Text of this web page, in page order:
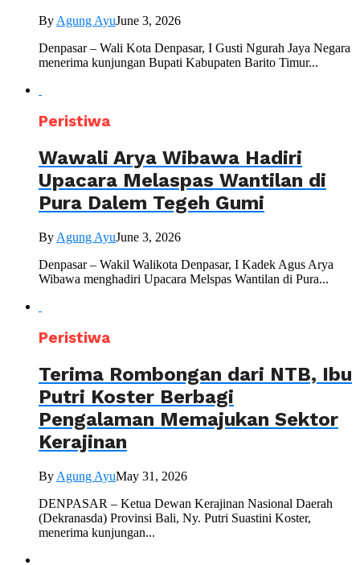
ByAgung AyuJune 3, 2026
Denpasar – Wali Kota Denpasar, I Gusti Ngurah Jaya Negara
menerima kunjungan Bupati Kabupaten Barito Timur...
Peristiwa
Wawali Arya Wibawa Hadiri
Upacara Melaspas Wantilan di
Pura Dalem Tegeh Gumi
By Agung AyuJune 3, 2026
Denpasar – Wakil Walikota Denpasar, I Kadek Agus Arya
Wibawa menghadiri Upacara Melspas Wantilan di Pura...
Peristiwa
Terima Rombongan dari NTB, Ibu
Putri Koster Berbagi
Pengalaman Memajukan Sektor
Kerajinan
By Agung AyuMay 31, 2026
DENPASAR – Ketua Dewan Kerajinan Nasional Daerah
(Dekranasda) Provinsi Bali, Ny. Putri Suastini Koster,
menerima kunjungan...